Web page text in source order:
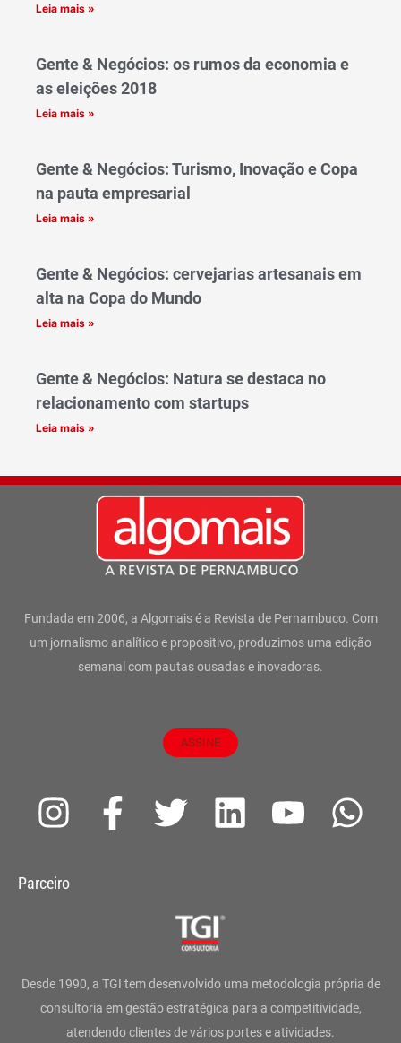
Leia mais »
Gente & Negócios: os rumos da economia e
as eleições 2018
Leia mais »
Gente & Negócios: Turismo, Inovação e Copa
na pauta empresarial
Leia mais »
Gente & Negócios: cervejarias artesanais em
alta na Copa do Mundo
Leia mais »
Gente & Negócios: Natura se destaca no
relacionamento com startups
Leia mais »
Fundada em 2006, a Algomais é a Revista de Pernambuco. Com
um jornalismo analítico e propositivo, produzimos uma edição
semanal com pautas ousadas e inovadoras.
ASSINE
I
s
g
r
F
a
o
o
T
t
e
r
L
d
i
Y
b
e
W
a
p
Parceiro
Desde 1990, a TGI tem desenvolvido uma metodologia própria de
consultoria em gestão estratégica para a competitividade,
atendendo clientes de vários portes e atividades.